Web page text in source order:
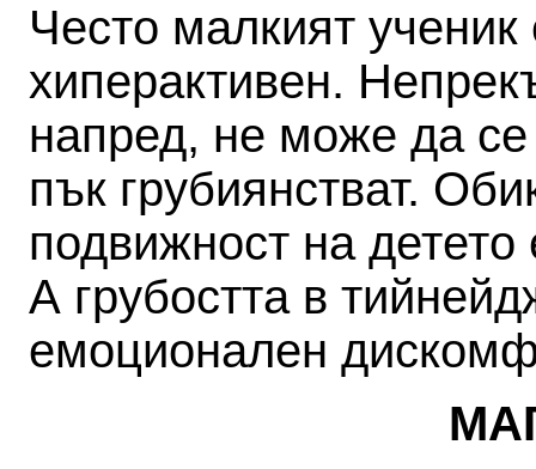
Често малкият
хиперактивен.
напред, не може да
пък грубиянстват.
подвижност на
А грубостта в
емоционален